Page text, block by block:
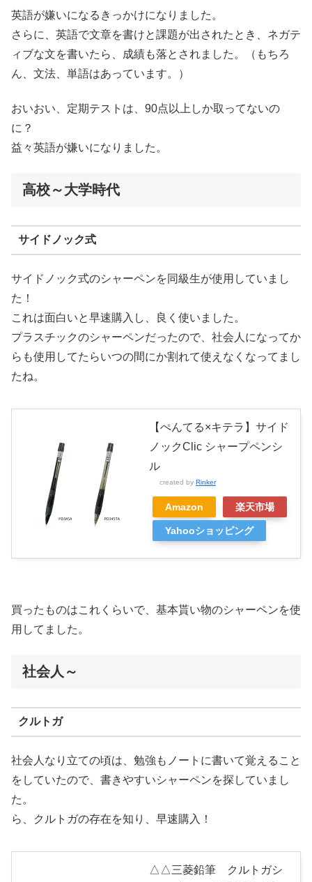
英語が嫌いになるきっかけになりました。
さらに、英語で文章を書けと課題が出されたとき、ネガテ
ィブな文を書いたら、成績も落とされました。（もちろ
ん、文法、単語はあっています。）
おいおい、定期テストは、90点以上しか取ってないの
に？
益々英語が嫌いになりました。
高校～大学時代
サイドノック式
サイドノック式のシャーペンを同級生が使用していまし
た！
これは面白いと早速購入し、良く使いました。
プラスチックのシャーペンだったので、社会人になってか
らも使用してたらいつの間にか割れて使えなくなってまし
たね。
【ぺんてる×キテラ】サイド
ノックClic シャープペンシ
ル
created by Rinker
Amazon 楽天市場
Yahooショッピング
買ったものはこれくらいで、基本貰い物のシャーペンを使
用してました。
社会人～
クルトガ
社会人なり立ての頃は、勉強もノートに書いて覚えること
をしていたので、書きやすいシャーペンを探していまし
た。
ら、クルトガの存在を知り、早速購入！
△△三菱鉛筆 クルトガシ